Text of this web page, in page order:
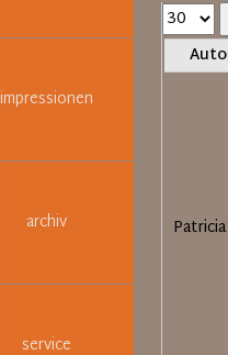
impressionen
archiv
service
pro
Seite
Patricia